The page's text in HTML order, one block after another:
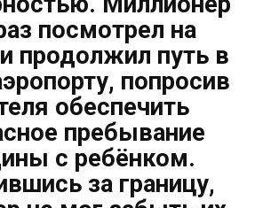
посмотрел на
продолжил путь в
попросив
обеспечить
пребывание
с ребёнком.
за границу,